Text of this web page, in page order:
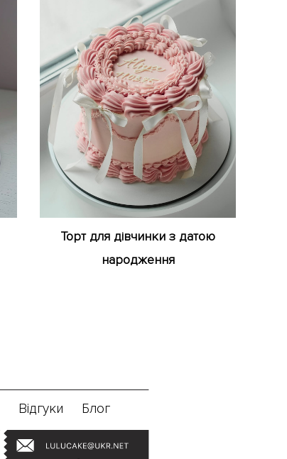
Торт для дівчинки з датою
народження
Відгуки
Блог